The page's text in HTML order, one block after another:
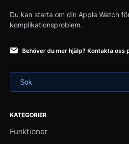
Du kan starta om din Apple Watch
komplikationsproblem.
Behöver du mer hjälp? Kontakta oss
KATEGORIER
Funktioner